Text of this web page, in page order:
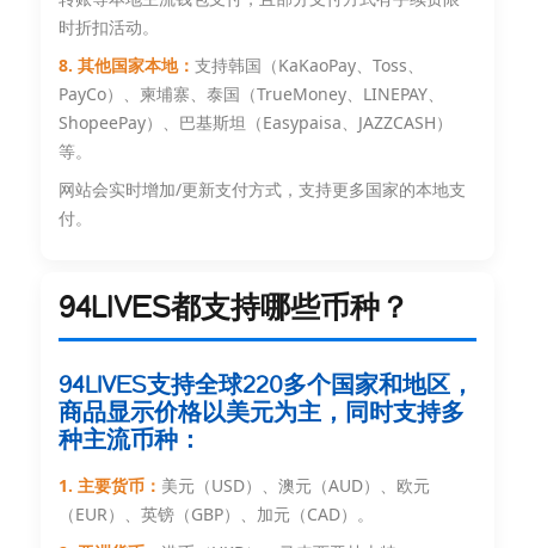
时折扣活动。
8. 其他国家本地：支持韩国（KaKaoPay、Toss、
PayCo）、柬埔寨、泰国（TrueMoney、LINEPAY、
ShopeePay）、巴基斯坦（Easypaisa、JAZZCASH）
等。
网站会实时增加/更新支付方式，支持更多国家的本地支
付。
94LIVES都支持哪些币种？
94LIVES支持全球220多个国家和地区，
商品显示价格以美元为主，同时支持多
种主流币种：
1. 主要货币： 美元（USD）、澳元（AUD）、欧元
（EUR）、英镑（GBP）、加元（CAD）。